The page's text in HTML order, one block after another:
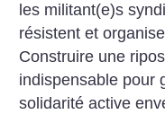
les militant(e)s
résistent et
Construire une
indispensable pour
solidarité active